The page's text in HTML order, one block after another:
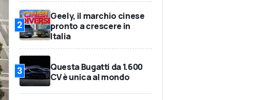
2
Geely, il marchio cinese
pronto a crescere in
Italia
3
Questa Bugatti da 1.600
CV è unica al mondo